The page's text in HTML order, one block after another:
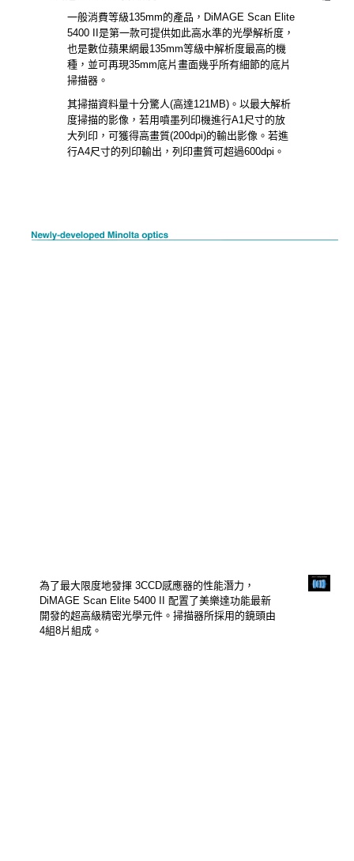
一般消費等級135mm的產品，DiMAGE Scan Elite
5400 II是第一款可提供如此高水準的光學解析度，
也是數位蘋果網最135mm等級中解析度最高的機
種，並可再現35mm底片畫面幾乎所有細節的底片
掃描器。
其掃描資料量十分驚人(高達121MB)。以最大解析
度掃描的影像，若用噴墨列印機進行A1尺寸的放
大列印，可獲得高畫質(200dpi)的輸出影像。若進
行A4尺寸的列印輸出，列印畫質可超過600dpi。
為了最大限度地發揮 3CCD感應器的性能潛力，
DiMAGE Scan Elite 5400 II 配置了美樂達功能最新
開發的超高級精密光學元件。掃描器所採用的鏡頭由
4組8片組成。